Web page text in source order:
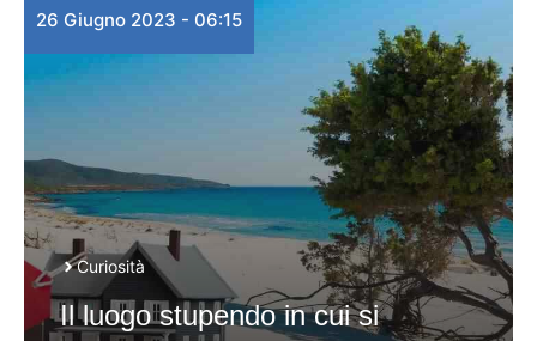
26 Giugno 2023 - 06:15
Curiosità
Il luogo stupendo in cui si